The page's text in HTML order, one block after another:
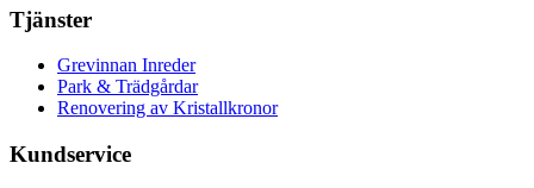
Tjänster
Grevinnan Inreder
Park & Trädgårdar
Renovering av Kristallkronor
Kundservice